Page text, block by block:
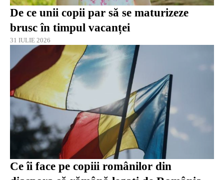
De ce unii copii par să se maturizeze
brusc în timpul vacanței
31 IULIE 2026
Ce îi face pe copiii românilor din